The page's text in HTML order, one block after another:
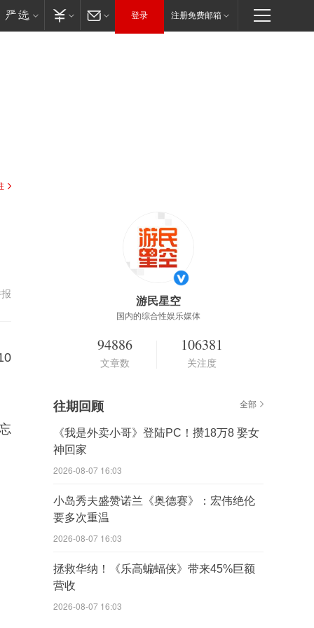
登录 注册免费邮箱
游民星空
国内的综合性娱乐媒体
94886
文章数
106381
关注度
往期回顾 全部
《我是外卖小哥》登陆PC！攒18万8 娶女
神回家
2026-08-07 16:03
小岛秀夫盛赞诺兰《奥德赛》：宏伟绝伦
要多次重温
2026-08-07 16:03
拯救华纳！《乐高蝙蝠侠》带来45%巨额
营收
2026-08-07 16:03